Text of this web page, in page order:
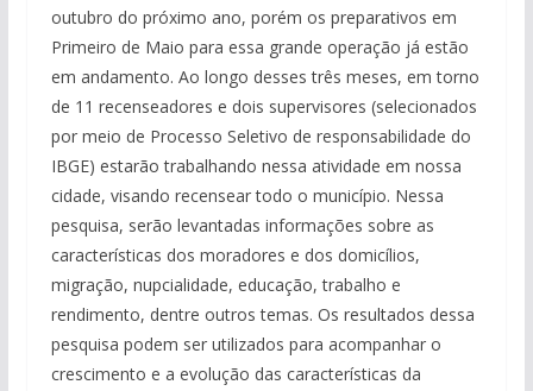
outubro do próximo ano, porém os preparativos em
Primeiro de Maio para essa grande operação já estão
em andamento. Ao longo desses três meses, em torno
de 11 recenseadores e dois supervisores (selecionados
por meio de Processo Seletivo de responsabilidade do
IBGE) estarão trabalhando nessa atividade em nossa
cidade, visando recensear todo o município. Nessa
pesquisa, serão levantadas informações sobre as
características dos moradores e dos domicílios,
migração, nupcialidade, educação, trabalho e
rendimento, dentre outros temas. Os resultados dessa
pesquisa podem ser utilizados para acompanhar o
crescimento e a evolução das características da